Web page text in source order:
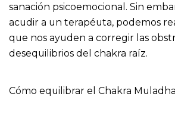
sanación psicoemocional. Sin
acudir a un terapéuta, podemos
que nos ayuden a corregir las
desequilibrios del chakra raíz.
Cómo equilibrar el Chakra